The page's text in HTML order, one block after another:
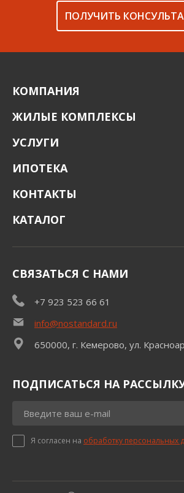
ПОЛУЧИТЬ
КОМПАНИЯ
ЖИЛЫЕ КОМПЛЕКСЫ
УСЛУГИ
ИПОТЕКА
КОНТАКТЫ
КАТАЛОГ
СВЯЗАТЬСЯ С НАМИ
+7 923 523 66 61
info@nostandard.ru
650000, г. Кемерово, ул.
ПОДПИСАТЬСЯ НА
Я согласен на обработку персональных